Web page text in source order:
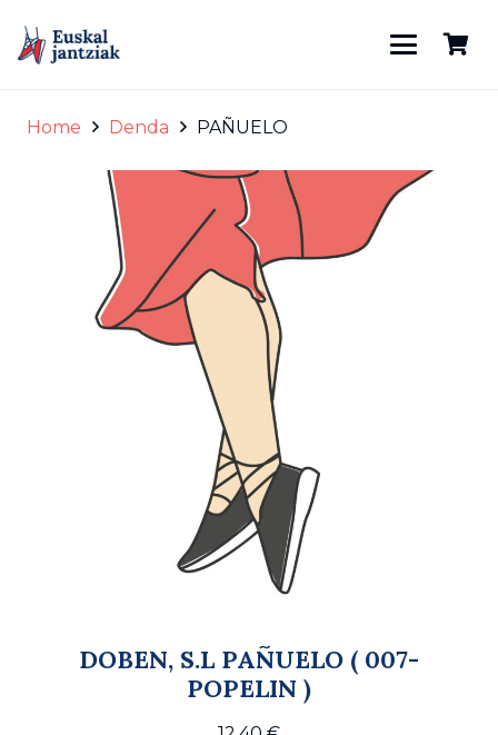
Home Denda PAÑUELO
DOBEN, S.L PAÑUELO ( 007-
POPELIN )